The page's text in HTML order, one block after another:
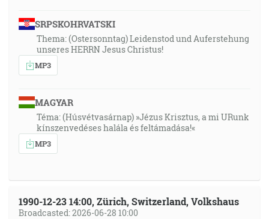
SRPSKOHRVATSKI
Thema: (Ostersonntag) Leidenstod und Auferstehung
unseres HERRN Jesus Christus!
MP3
MAGYAR
Téma: (Húsvétvasárnap) »Jézus Krisztus, a mi URunk
kínszenvedéses halála és feltámadása!«
MP3
1990-12-23 14:00, Zürich, Switzerland, Volkshaus
Broadcasted: 2026-06-28 10:00